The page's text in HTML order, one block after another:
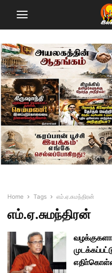
Home Tags எம்.ஏ.சுமந்திரன்
எம்.ஏ.சுமந்திரன்
எதிா்கொள்ள